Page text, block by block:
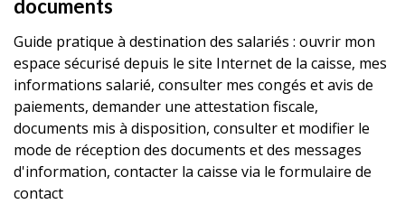
documents
Guide pratique à destination des salariés : ouvrir mon
espace sécurisé depuis le site Internet de la caisse, mes
informations salarié, consulter mes congés et avis de
paiements, demander une attestation fiscale,
documents mis à disposition, consulter et modifier le
mode de réception des documents et des messages
d'information, contacter la caisse via le formulaire de
contact